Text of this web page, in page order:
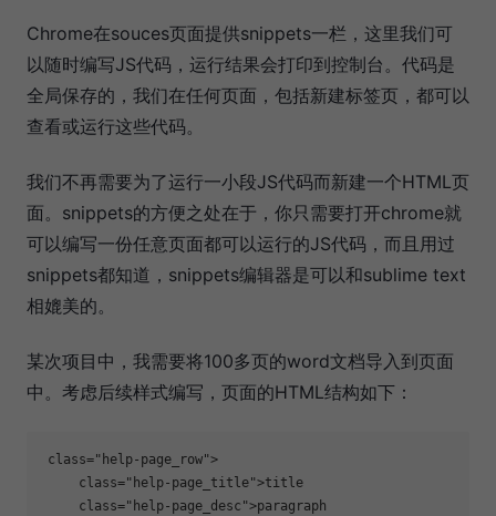
Chrome在souces页面提供snippets一栏，这里我们可
以随时编写JS代码，运行结果会打印到控制台。代码是
全局保存的，我们在任何页面，包括新建标签页，都可以
查看或运行这些代码。
我们不再需要为了运行一小段JS代码而新建一个HTML页
面。snippets的方便之处在于，你只需要打开chrome就
可以编写一份任意页面都可以运行的JS代码，而且用过
snippets都知道，snippets编辑器是可以和sublime text
相媲美的。
某次项目中，我需要将100多页的word文档导入到页面
中。考虑后续样式编写，页面的HTML结构如下：
class="help-page_row">
     class="help-page_title">title
     class="help-page_desc">paragraph